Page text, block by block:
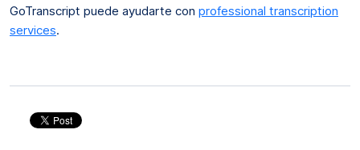
GoTranscript puede ayudarte con professional transcription
services.